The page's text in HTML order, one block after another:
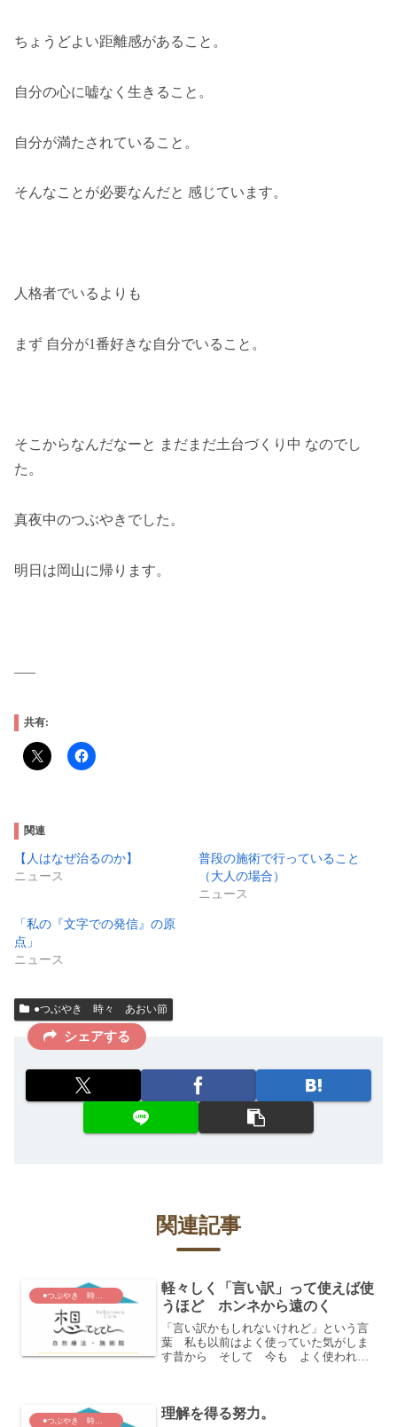
ちょうどよい距離感があること。
自分の心に嘘なく生きること。
自分が満たされていること。
そんなことが必要なんだと 感じています。
人格者でいるよりも
まず 自分が1番好きな自分でいること。
そこからなんだなーと まだまだ土台づくり中 なのでし
た。
真夜中のつぶやきでした。
明日は岡山に帰ります。
—–
共有:
関連
【人はなぜ治るのか】
ニュース
普段の施術で行っていること
（大人の場合）
ニュース
「私の『文字での発信』の原
点」
ニュース
●つぶやき 時々 あおい節
シェアする
関連記事
●つぶやき 時々 あおい節
軽々しく「言い訳」って使えば使
うほど ホンネから遠のく
「言い訳かもしれないけれど」という言
葉 私も以前はよく使っていた気がしま
す昔から そして 今も よく使われる
とりつくろうための説明を...
●つぶやき 時々 あおい節 理解を得る努力。